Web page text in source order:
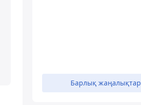
Барлық жаңалықтар